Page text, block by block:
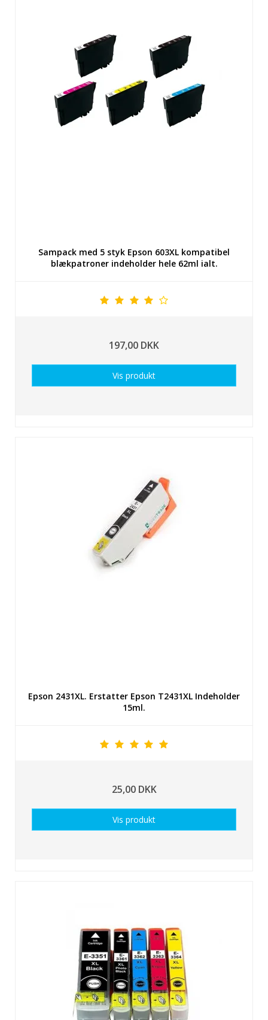
Sampack med 5 styk Epson 603XL kompatibel
blækpatroner indeholder hele 62ml ialt.
197,00 DKK
Vis produkt
Epson 2431XL. Erstatter Epson T2431XL Indeholder
15ml.
25,00 DKK
Vis produkt